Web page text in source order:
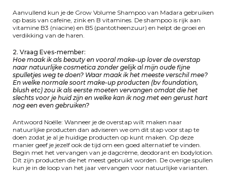
Aanvullend kun je de Grow Volume Shampoo van Madara gebruiken
op basis van cafeïne, zink en B vitamines. De shampoo is rijk aan
vitamine B3 (niacine) en B5 (pantotheenzuur) en helpt de groei en
verdikking van de haren.
2. Vraag Eves-member:
Hoe maak ik als beauty en vooral make-up lover de overstap
naar natuurlijke cosmetica zonder gelijk al mijn oude fijne
spulletjes weg te doen? Waar maak ik het meeste verschil mee?
En welke normale soort make-up producten (bv foundation,
blush etc) zou ik als eerste moeten vervangen omdat die het
slechts voor je huid zijn en welke kan ik nog met een gerust hart
nog een even gebruiken?
Antwoord Noëlle: Wanneer je de overstap wilt maken naar
natuurlijke producten dan adviseren we om dit stap voor stap te
doen zodat je al je huidige producten op kunt maken. Op deze
manier geef je jezelf ook de tijd om een goed alternatief te vinden.
Begin met het vervangen van je dagcrème, deodorant en bodylotion.
Dit zijn producten die het meest gebruikt worden. De overige spullen
kun je in de loop van het jaar vervangen voor natuurlijke varianten.